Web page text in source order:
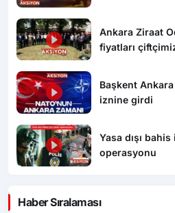
Ankara Ziraat
fiyatları
Başkent
iznine girdi
Yasa dışı
operasyonu
Haber Sıralaması